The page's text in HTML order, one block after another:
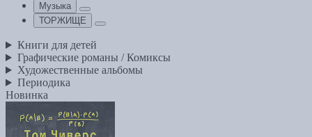
Музыка
ТОРЖИЩЕ
Книги для детей
Графические романы / Комиксы
Художественные альбомы
Периодика
Новинка